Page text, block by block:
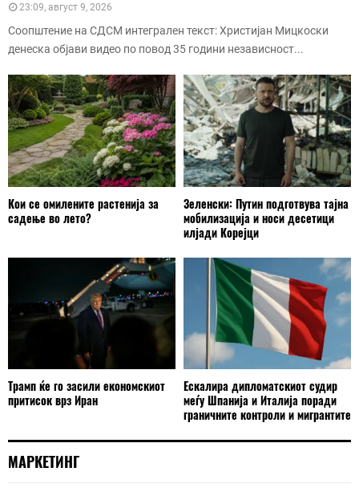
23:09, август 9, 2026
Соопштение на СДСМ интегрален текст: Христијан Мицкоски
денеска објави видео по повод 35 години независност...
Кои се омилените растенија за
садење во лето?
Зеленски: Путин подготвува тајна
мобилизација и носи десетици
илјади Корејци
Трамп ќе го засили економскиот
притисок врз Иран
Ескалира дипломатскиот судир
меѓу Шпанија и Италија поради
граничните контроли и мигрантите
МАРКЕТИНГ